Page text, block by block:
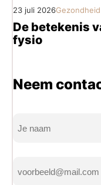
23 juli 2026Gezondheid
De betekenis
fysio
Neem
mailadres